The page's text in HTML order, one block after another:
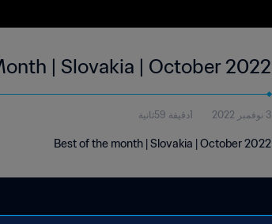
| Slovakia | October 2022
3 نوفمبر 2022 1دقيقة 59ثانية
Best of the month | Slovakia | October 2022